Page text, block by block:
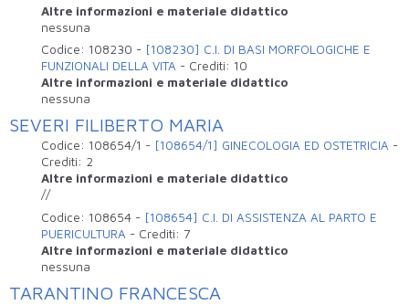
Altre informazioni e materiale didattico
nessuna
Codice: 108230 - [108230] C.I. DI BASI MORFOLOGICHE E
FUNZIONALI DELLA VITA - Crediti: 10
Altre informazioni e materiale didattico
nessuna
SEVERI FILIBERTO MARIA
Codice: 108654/1 - [108654/1] GINECOLOGIA ED OSTETRICIA -
Crediti: 2
Altre informazioni e materiale didattico
//
Codice: 108654 - [108654] C.I. DI ASSISTENZA AL PARTO E
PUERICULTURA - Crediti: 7
Altre informazioni e materiale didattico
nessuna
TARANTINO FRANCESCA